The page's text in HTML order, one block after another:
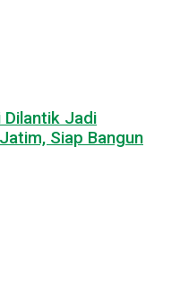
Dilantik Jadi
Siap Bangun